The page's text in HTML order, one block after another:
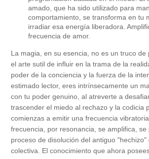
amado, que ha sido utilizado para
comportamiento, se transforma en tu
irradiar esa energía liberadora.
frecuencia de amor.
La magia, en su esencia, no es un truco de
el arte sutil de influir en la trama de la
poder de la conciencia y la fuerza de la
estimado lector, eres intrínsecamente un
con tu poder genuino, al atreverte a
trascender el miedo al rechazo y la codicia
comienzas a emitir una frecuencia
frecuencia, por resonancia, se amplifica,
proceso de disolución del antiguo "hechizo"
colectiva. El conocimiento que ahora